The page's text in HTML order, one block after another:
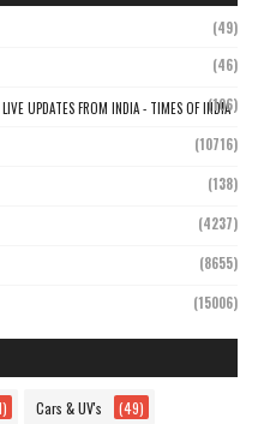
(49)
(46)
UPDATES FROM INDIA - TIMES OF INDIA
(106)
(10716)
(138)
(4237)
(8655)
(15006)
Cars & UV's (49)